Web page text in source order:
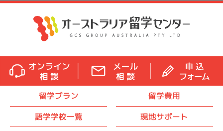
留学プラン
留学費用
語学学校一覧
現地サポート